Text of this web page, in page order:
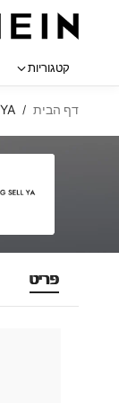
קטגוריות
דף הבית /
פריט